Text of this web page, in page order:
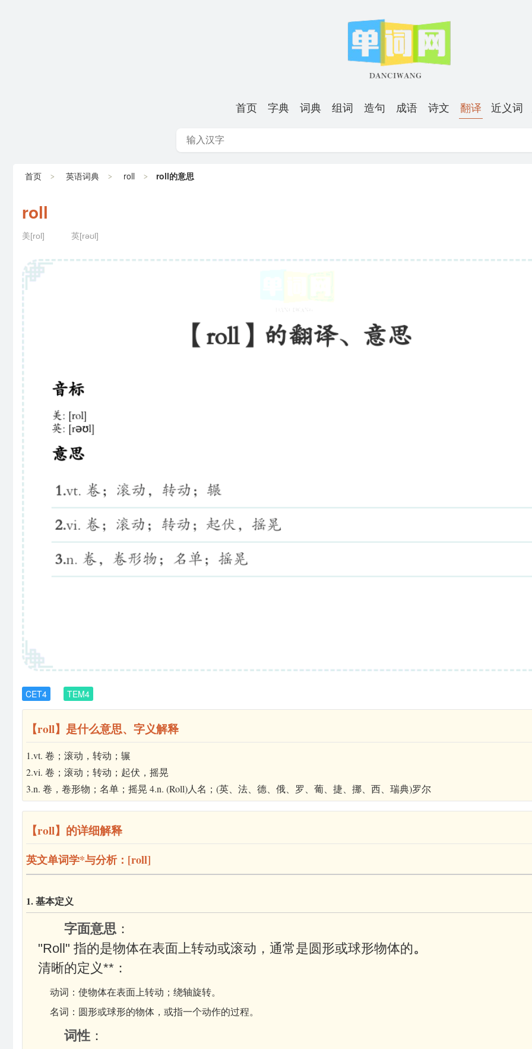
首页 字典 词典 组词 造句 成语 诗文 翻译 近义词
首页 英语词典 roll roll的意思
roll
美[rol] 英[rəʊl]
CET4 TEM4
【roll】是什么意思、字义解释
1.vt. 卷；滚动，转动；辗
2.vi. 卷；滚动；转动；起伏，摇晃
3.n. 卷，卷形物；名单；摇晃 4.n. (Roll)人名；(英、法、德、俄、罗、葡、捷、挪、西、瑞典)罗尔
【roll】的详细解释
英文单词学*与分析：[roll]
1. 基本定义
字面意思 ：
"Roll" 指的是物体在表面上转动或滚动，通常是圆形或球形物体的。
清晰的定义**：
动词：使物体在表面上转动；绕轴旋转。
名词：圆形或球形的物体，或指一个动作的过程。
词性 ：